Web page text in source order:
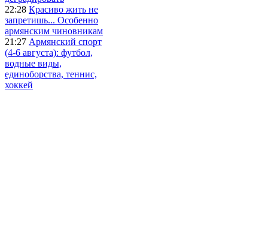
22:28 Красиво жить не
запретишь... Особенно
армянским чиновникам
21:27 Армянский спорт
(4-6 августа): футбол,
водные виды,
единоборства, теннис,
хоккей